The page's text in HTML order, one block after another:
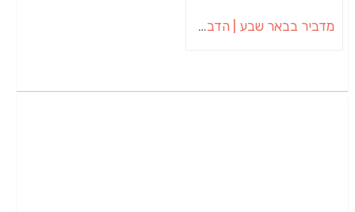
מדביר בבאר שבע | הדברה בבאר שבע | יוגב הדברות